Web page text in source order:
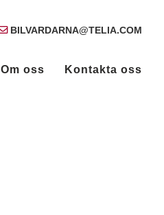
BILVARDARNA@TELIA.COM
Om oss Kontakta oss